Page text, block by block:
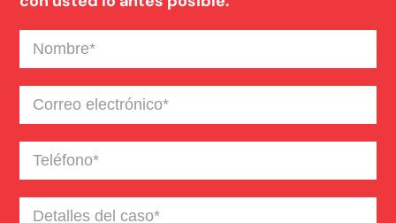
Nombre(Required)
Correo
electrónico(Required)
Teléfono(Required)
Detalles